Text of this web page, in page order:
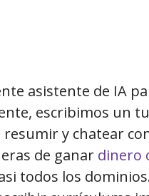
asistente de IA
escribimos un
y chatear
de ganar dinero
todos los